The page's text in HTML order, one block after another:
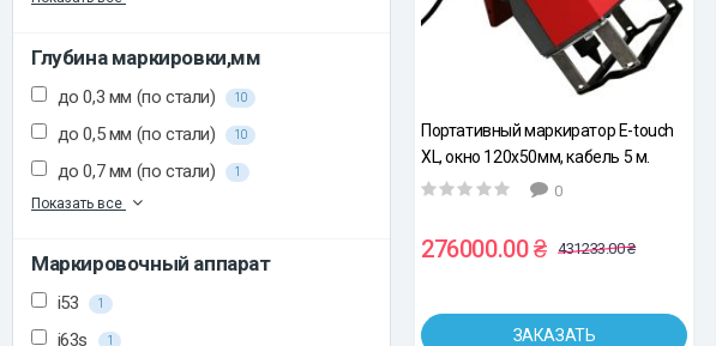
Глубина маркировки,мм
до 0,3 мм (по стали) 10
до 0,5 мм (по стали) 10
до 0,7 мм (по стали) 1
Показать все
Маркировочный аппарат
i53 1
i63s 1
Портативный маркиратор E-touch
XL, окно 120х50мм, кабель 5 м.
0
276000.00 ₴ 431233.00 ₴
ЗАКАЗАТЬ